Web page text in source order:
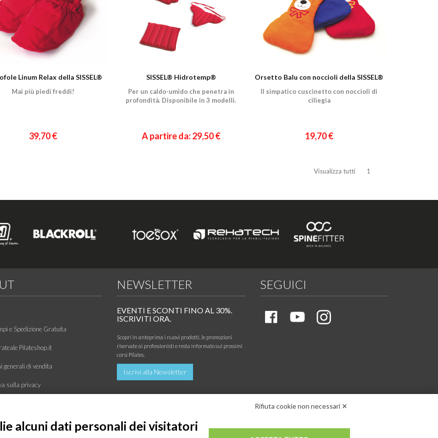
Linum Relax della SISSEL®
Mai più piedi freddi!
39,70 €
SISSEL® Hidrotemp®
Per un caldo-umido che penetra in
profondità. Disponibile in 3 modelli.
A partire da: 29,50 €
Orsetto Balu con noccioli della SISSEL®
Il simpatico cuscinetto con noccioli di
ciliegia
19,70 €
Visualizza tutti 1
e Spedizione Gratuita
Pilateshop.it
generali di vendita
sulla privacy
NEWSLETTER
EVENTI E SCONTI FINO AL 30%.
ISCRIVITI ORA.
Scopri in anteprima i nuovi prodotti, le promozioni
riservate ai professionisti e resta informato sui prossimi
corsi Pilates.
Iscrivi alla Newsletter
SEGUICI
Rifiuta cookie non necessari ✕
alcuni dati personali dei visitatori